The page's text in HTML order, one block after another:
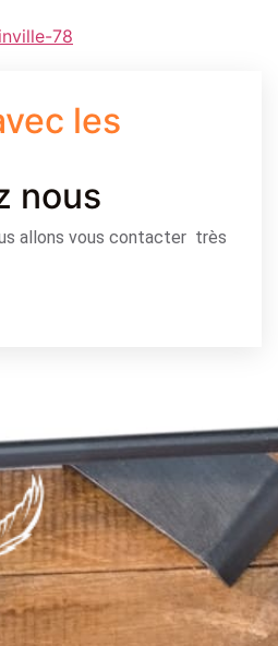
78
les
nous
allons vous contacter très